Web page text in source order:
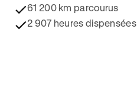
61 200 km parcourus
2 907 heures dispensées